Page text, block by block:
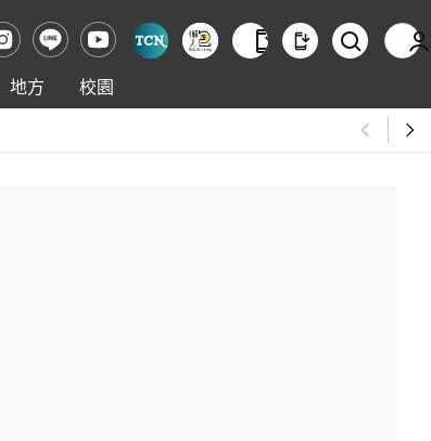
地方
校園